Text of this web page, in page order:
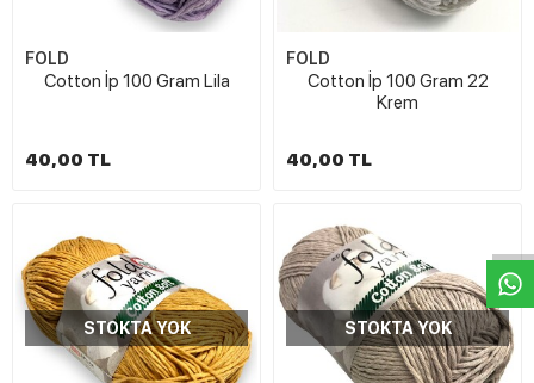
FOLD
Cotton İp 100 Gram Lila
40,00 TL
FOLD
Cotton İp 100 Gram 22
Krem
40,00 TL
STOKTA YOK STOKTA YOK